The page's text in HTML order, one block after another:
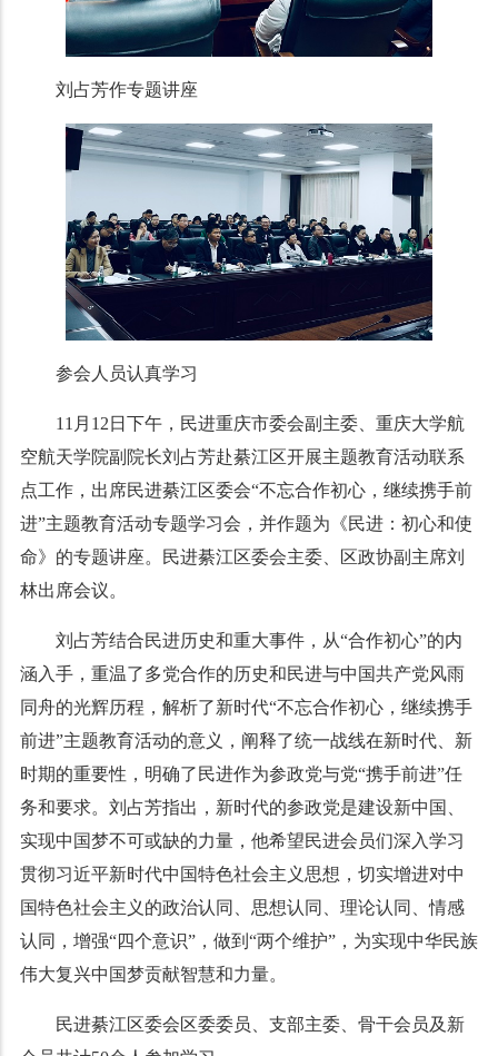
刘占芳作专题讲座
参会人员认真学习
11月12日下午，民进重庆市委会副主委、重庆大学航
空航天学院副院长刘占芳赴綦江区开展主题教育活动联系
点工作，出席民进綦江区委会“不忘合作初心，继续携手前
进”主题教育活动专题学习会，并作题为《民进：初心和使
命》的专题讲座。民进綦江区委会主委、区政协副主席刘
林出席会议。
刘占芳结合民进历史和重大事件，从“合作初心”的内
涵入手，重温了多党合作的历史和民进与中国共产党风雨
同舟的光辉历程，解析了新时代“不忘合作初心，继续携手
前进”主题教育活动的意义，阐释了统一战线在新时代、新
时期的重要性，明确了民进作为参政党与党“携手前进”任
务和要求。刘占芳指出，新时代的参政党是建设新中国、
实现中国梦不可或缺的力量，他希望民进会员们深入学习
贯彻习近平新时代中国特色社会主义思想，切实增进对中
国特色社会主义的政治认同、思想认同、理论认同、情感
认同，增强“四个意识”，做到“两个维护”，为实现中华民族
伟大复兴中国梦贡献智慧和力量。
民进綦江区委会区委委员、支部主委、骨干会员及新